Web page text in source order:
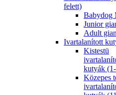
felett)
Babydog
Junior
Adult
Ivartalanított
Kistestü
kutyák
Közepes